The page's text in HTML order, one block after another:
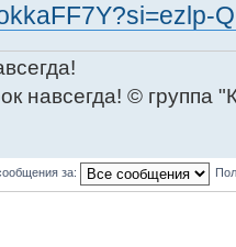
навсегда! © группа
за: